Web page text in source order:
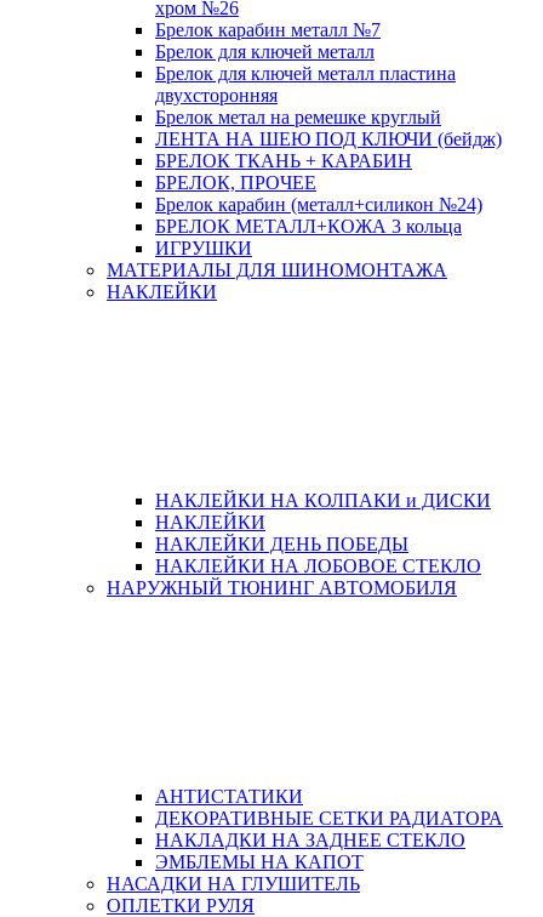
хром №26
Брелок карабин металл №7
Брелок для ключей металл
Брелок для ключей металл пластина
двухсторонняя
Брелок метал на ремешке круглый
ЛЕНТА НА ШЕЮ ПОД КЛЮЧИ (бейдж)
БРЕЛОК ТКАНЬ + КАРАБИН
БРЕЛОК, ПРОЧЕЕ
Брелок карабин (металл+силикон №24)
БРЕЛОК МЕТАЛЛ+КОЖА 3 кольца
ИГРУШКИ
МАТЕРИАЛЫ ДЛЯ ШИНОМОНТАЖА
НАКЛЕЙКИ
НАКЛЕЙКИ НА КОЛПАКИ и ДИСКИ
НАКЛЕЙКИ
НАКЛЕЙКИ ДЕНЬ ПОБЕДЫ
НАКЛЕЙКИ НА ЛОБОВОЕ СТЕКЛО
НАРУЖНЫЙ ТЮНИНГ АВТОМОБИЛЯ
АНТИСТАТИКИ
ДЕКОРАТИВНЫЕ СЕТКИ РАДИАТОРА
НАКЛАДКИ НА ЗАДНЕЕ СТЕКЛО
ЭМБЛЕМЫ НА КАПОТ
НАСАДКИ НА ГЛУШИТЕЛЬ
ОПЛЕТКИ РУЛЯ